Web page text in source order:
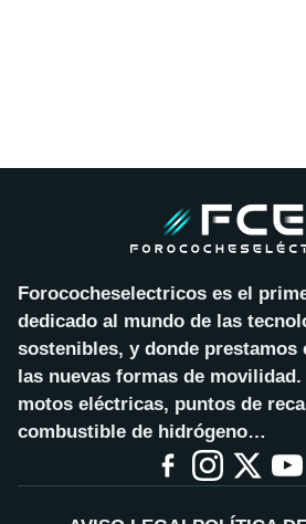
Forococheselectricos es el
dedicado al mundo de las
sostenibles, y donde prestamos
las nuevas formas de
motos eléctricas, puntos de
combustible de hidrógeno…